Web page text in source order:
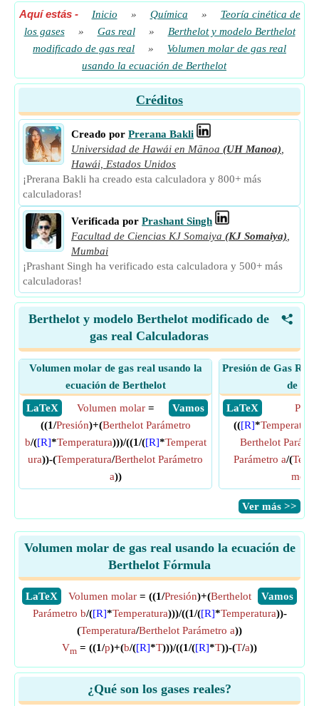
Aquí estás- Inicio » Química »
Teoría cinética de
los gases
» Gas real »
Berthelot y modelo Berthelot
modificado de gas real
»
Volumen molar de gas real
usando la ecuación de Berthelot
Créditos
Creado por Prerana Bakli
Universidad de Hawái en Mānoa (UH Manoa)
Hawái, Estados Unidos
¡Prerana Bakli ha creado esta calculadora y 800+ más
calculadoras!
Verificada por Prashant Singh
Facultad de Ciencias KJ Somaiya (KJ Somaiya)
Mumbai
¡Prashant Singh ha verificado esta calculadora y 500+ más
calculadoras!
<
Berthelot y modelo Berthelot modificado de
gas real Calculadoras
Volumen molar de gas real usando la
ecuación de Berthelot
​ LaTeX
​ Vamos
Volumen molar=
((1/Presión)+(Berthelot Parámetro
b/([R]*Temperatura)))/((1/([R]*Temperat
ura))-(Temperatura/Berthelot Parámetro
a))
Presión de Gas
de
​ LaTeX
(([R]*Temperatura
Berthelot
Parámetro a/(
molar
​Ver más >>
Volumen molar de gas real usando la ecuación de
Berthelot Fórmula
​LaTeX ​Vamos
Volumen molar= ((1/Presión)+(Berthelot
Parámetro b/([R]*Temperatura)))/((1/([R]*Temperatura))-
(Temperatura/Berthelot Parámetro a))
Vm = ((1/p)+(b/([R]*T)))/((1/([R]*T))-(T/a))
¿Qué son los gases reales?